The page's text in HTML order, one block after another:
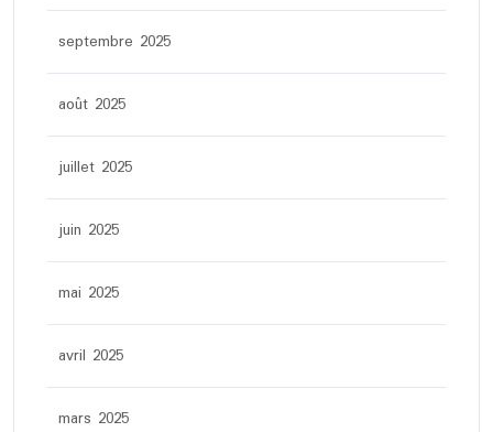
septembre 2025
août 2025
juillet 2025
juin 2025
mai 2025
avril 2025
mars 2025